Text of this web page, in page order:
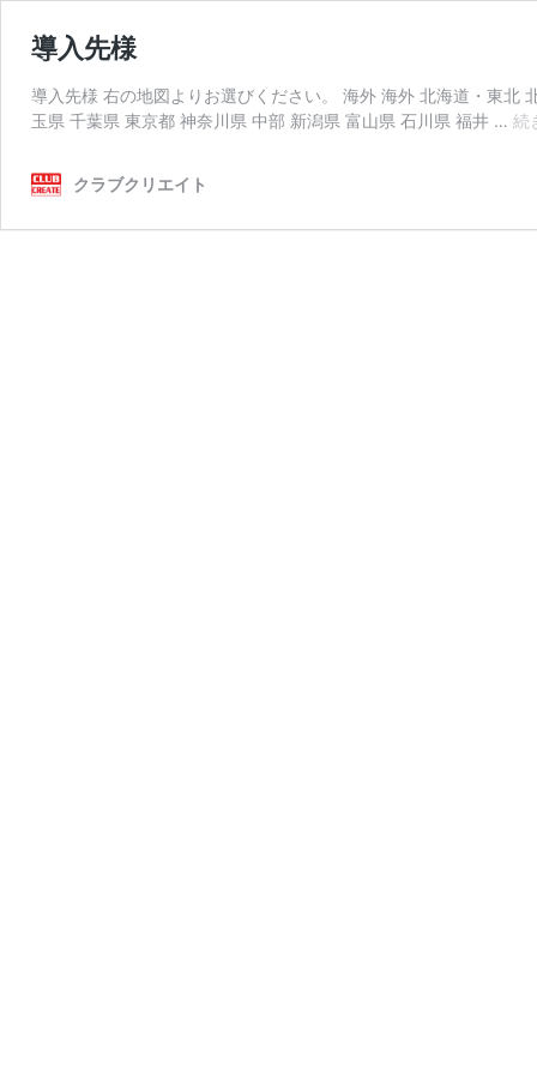
導入先様
導入先様 右の地図よりお選びください。 海外 海外 北海道・東北
玉県 千葉県 東京都 神奈川県 中部 新潟県 富山県 石川県 福井 … 続
クラブクリエイト